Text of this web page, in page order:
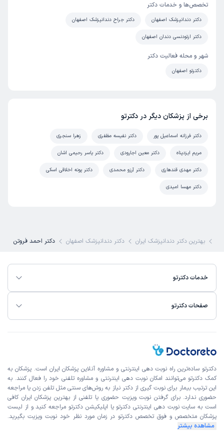
تخصص‌ها و خدمات دکتر
دکتر دندانپزشک اصفهان دکتر جراح دندانپزشک اصفهان
دکتر ارتودنسی دندان اصفهان
شهر و محله فعالیت دکتر
دکترتو اصفهان
برخی از پزشکان دیگر در دکترتو
دکتر فرزانه اسماعیل پور دکتر نفیسه مظفری زهرا سنجری
مریم ایزدپناه دکتر معین اجارودی دکتر یاسر رحیمی اشان
دکتر مهدی قندهاری دکتر آرزو محمدی دکتر پونه اخلاقی اسکی
دکتر مهسا امیدی
بهترین دکتر دندانپزشک ایران دکتر دندانپزشک اصفهان دکتر احمد فروتن
خدمات دکترتو
صفحات دکترتو
دکترتو ساده‌ترین راه نوبت‌ دهی اینترنتی و مشاوره آنلاین پزشکان ایران است. پزشکان به
کمک دکترتو می‌توانند امکان نوبت دهی اینترنتی و مشاوره تلفنی خود را فعال کنند. به
این ترتیب بیمار برای نوبت گیری از دکتر نیاز به روش‌های سنتی مثل تلفن زدن یا مراجعه
حضوری ندارد. برای گرفتن نوبت ویزیت حضوری یا تلفنی از بهترین پزشکان ایران کافی
است به سایت نوبت دهی اینترنتی دکترتو یا اپلیکیشن دکترتو مراجعه کنید و از لیست
پزشکان متخصص و فوق تخصص دکترتو در زمان مورد نظر خود نوبت ویزیت بگیرید.
مشاهده بیشتر